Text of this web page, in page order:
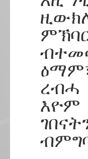
ረብሓ
እዮም